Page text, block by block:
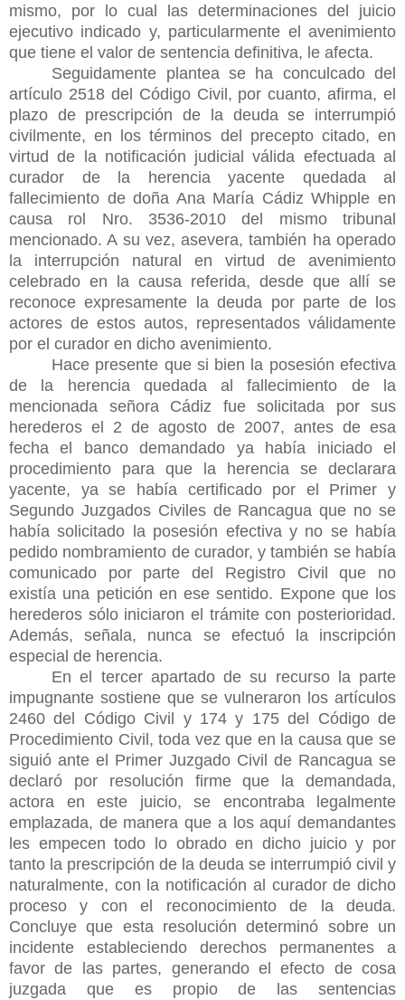
mismo, por lo cual las determinaciones del juicio
ejecutivo indicado y, particularmente el avenimiento
que tiene el valor de sentencia definitiva, le afecta.
Seguidamente plantea se ha conculcado del
artículo 2518 del Código Civil, por cuanto, afirma, el
plazo de prescripción de la deuda se interrumpió
civilmente, en los términos del precepto citado, en
virtud de la notificación judicial válida efectuada al
curador de la herencia yacente quedada al
fallecimiento de doña Ana María Cádiz Whipple en
causa rol Nro. 3536-2010 del mismo tribunal
mencionado. A su vez, asevera, también ha operado
la interrupción natural en virtud de avenimiento
celebrado en la causa referida, desde que allí se
reconoce expresamente la deuda por parte de los
actores de estos autos, representados válidamente
por el curador en dicho avenimiento.
Hace presente que si bien la posesión efectiva
de la herencia quedada al fallecimiento de la
mencionada señora Cádiz fue solicitada por sus
herederos el 2 de agosto de 2007, antes de esa
fecha el banco demandado ya había iniciado el
procedimiento para que la herencia se declarara
yacente, ya se había certificado por el Primer y
Segundo Juzgados Civiles de Rancagua que no se
había solicitado la posesión efectiva y no se había
pedido nombramiento de curador, y también se había
comunicado por parte del Registro Civil que no
existía una petición en ese sentido. Expone que los
herederos sólo iniciaron el trámite con posterioridad.
Además, señala, nunca se efectuó la inscripción
especial de herencia.
En el tercer apartado de su recurso la parte
impugnante sostiene que se vulneraron los artículos
2460 del Código Civil y 174 y 175 del Código de
Procedimiento Civil, toda vez que en la causa que se
siguió ante el Primer Juzgado Civil de Rancagua se
declaró por resolución firme que la demandada,
actora en este juicio, se encontraba legalmente
emplazada, de manera que a los aquí demandantes
les empecen todo lo obrado en dicho juicio y por
tanto la prescripción de la deuda se interrumpió civil y
naturalmente, con la notificación al curador de dicho
proceso y con el reconocimiento de la deuda.
Concluye que esta resolución determinó sobre un
incidente estableciendo derechos permanentes a
favor de las partes, generando el efecto de cosa
juzgada que es propio de las sentencias